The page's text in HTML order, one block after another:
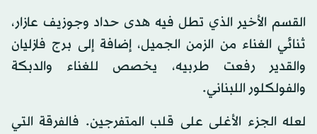
القسم الأخير الذي تطل فيه هدى حداد وجوزيف عازار،
ثنائي الغناء من الزمن الجميل، إضافة إلى برج فازليان
والقدير رفعت طربيه، يخصص للغناء والدبكة
والفولكلور اللبناني.
لعله الجزء الأغلى على قلب المتفرجين. فالفرقة التي